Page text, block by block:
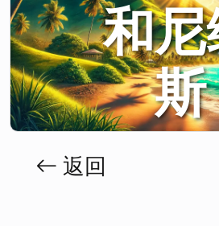
和尼
斯
返回